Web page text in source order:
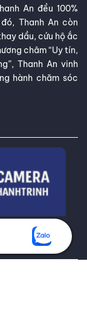
ô tô, ắc quy, đồ
Thanh An còn
dầu, cứu hộ ắc
châm “Uy tín,
Thanh An vinh